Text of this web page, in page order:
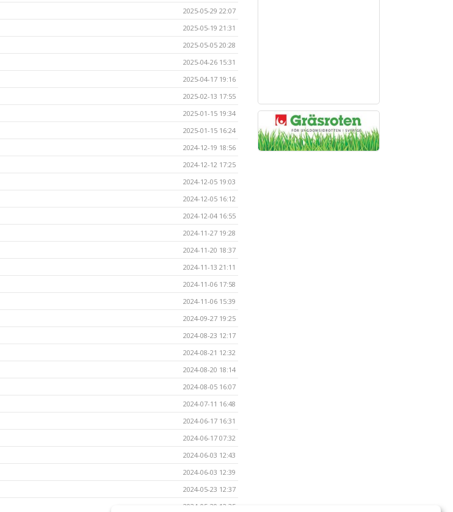
2025-05-29 22:07
2025-05-19 21:31
2025-05-05 20:28
2025-04-26 15:31
2025-04-17 19:16
2025-02-13 17:55
2025-01-15 19:34
2025-01-15 16:24
2024-12-19 18:56
2024-12-12 17:25
2024-12-05 19:03
2024-12-05 16:12
2024-12-04 16:55
2024-11-27 19:28
2024-11-20 18:37
2024-11-13 21:11
2024-11-06 17:58
2024-11-06 15:39
2024-09-27 19:25
2024-08-23 12:17
2024-08-21 12:32
2024-08-20 18:14
2024-08-05 16:07
2024-07-11 16:48
2024-06-17 16:31
2024-06-17 07:32
2024-06-03 12:43
2024-06-03 12:39
2024-05-23 12:37
2024-05-20 12:35